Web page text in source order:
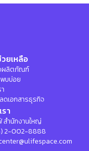
ยเหลือ
ผลิตภัณฑ์
บบ่อย
ดเอกสารธุรกิจ
า
สำนักงานใหญ่
2-002-8888